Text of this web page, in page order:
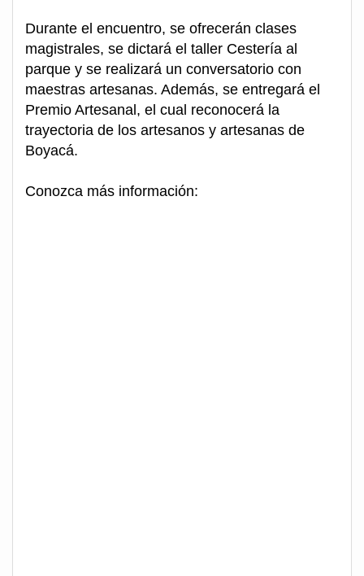
Durante el encuentro, se ofrecerán clases
magistrales, se dictará el taller Cestería al
parque y se realizará un conversatorio con
maestras artesanas. Además, se entregará el
Premio Artesanal, el cual reconocerá la
trayectoria de los artesanos y artesanas de
Boyacá.
Conozca más información: